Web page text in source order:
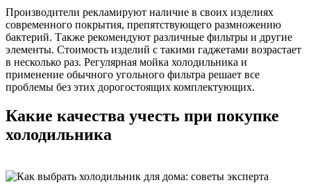
Производители рекламируют наличие в своих изделиях
современного покрытия, препятствующего размножению
бактерий. Также рекомендуют различные фильтры и другие
элементы. Стоимость изделий с такими гаджетами возрастает
в несколько раз. Регулярная мойка холодильника и
применение обычного угольного фильтра решает все
проблемы без этих дорогостоящих комплектующих.
Какие качества учесть при покупке
холодильника